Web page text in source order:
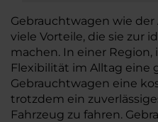
Gebrauchtwagen wie
viele Vorteile, die sie zur
machen. In einer
Flexibilität im Alltag eine
Gebrauchtwagen eine
trotzdem ein
Fahrzeug zu fahren.